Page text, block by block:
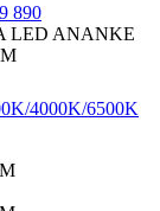
890
LED ANANKE